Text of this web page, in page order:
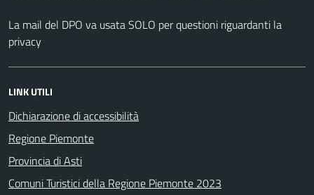
La mail del DPO va usata SOLO per questioni riguardanti la
privacy
LINK UTILI
Dichiarazione di accessibilità
Regione Piemonte
Provincia di Asti
Comuni Turistici della Regione Piemonte 2023